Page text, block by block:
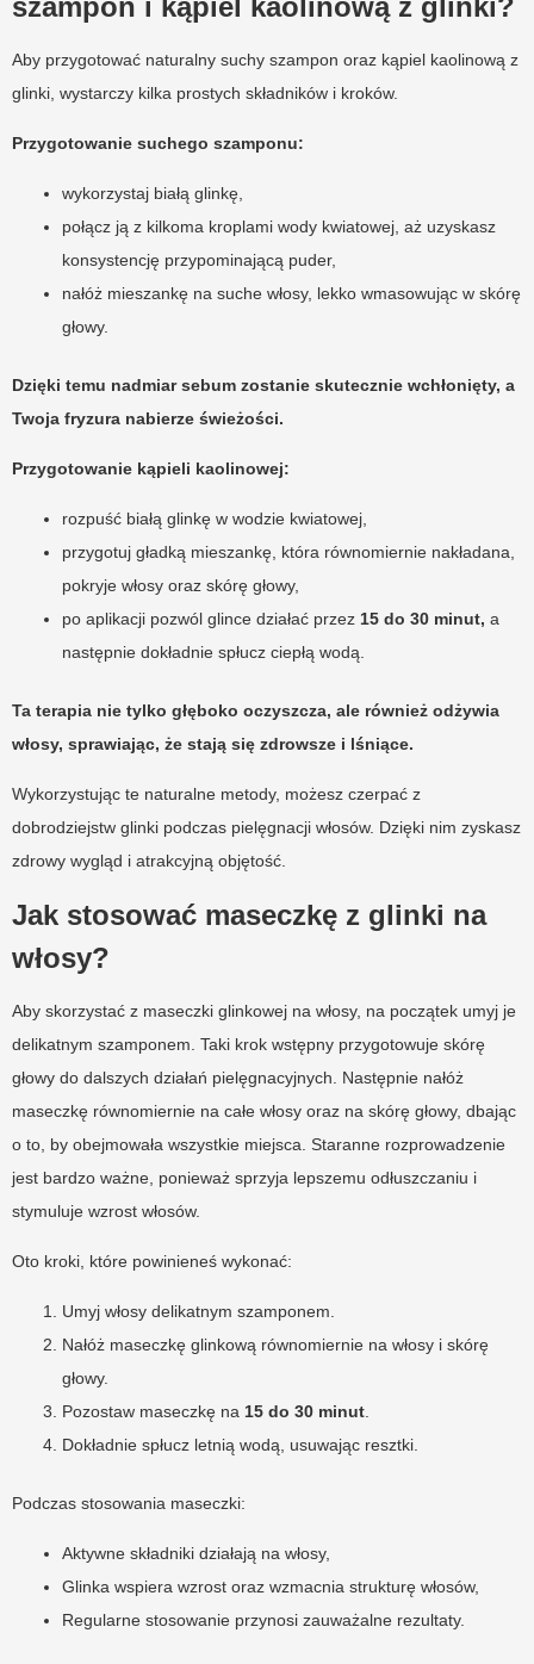
Aby przygotować naturalny suchy szampon oraz kąpiel kaolinową z
glinki, wystarczy kilka prostych składników i kroków.
Przygotowanie suchego szamponu:
wykorzystaj białą glinkę,
połącz ją z kilkoma kroplami wody kwiatowej, aż uzyskasz
konsystencję przypominającą puder,
nałóż mieszankę na suche włosy, lekko wmasowując w skórę
głowy.
Dzięki temu nadmiar sebum zostanie skutecznie wchłonięty, a
Twoja fryzura nabierze świeżości.
Przygotowanie kąpieli kaolinowej:
rozpuść białą glinkę w wodzie kwiatowej,
przygotuj gładką mieszankę, która równomiernie nakładana,
pokryje włosy oraz skórę głowy,
po aplikacji pozwól glince działać przez 15 do 30 minut, a
następnie dokładnie spłucz ciepłą wodą.
Ta terapia nie tylko głęboko oczyszcza, ale również odżywia
włosy, sprawiając, że stają się zdrowsze i lśniące.
Wykorzystując te naturalne metody, możesz czerpać z
dobrodziejstw glinki podczas pielęgnacji włosów. Dzięki nim zyskasz
zdrowy wygląd i atrakcyjną objętość.
Jak stosować maseczkę z glinki na
włosy?
Aby skorzystać z maseczki glinkowej na włosy, na początek umyj je
delikatnym szamponem. Taki krok wstępny przygotowuje skórę
głowy do dalszych działań pielęgnacyjnych. Następnie nałóż
maseczkę równomiernie na całe włosy oraz na skórę głowy, dbając
o to, by obejmowała wszystkie miejsca. Staranne rozprowadzenie
jest bardzo ważne, ponieważ sprzyja lepszemu odłuszczaniu i
stymuluje wzrost włosów.
Oto kroki, które powinieneś wykonać:
Umyj włosy delikatnym szamponem.
Nałóż maseczkę glinkową równomiernie na włosy i skórę
głowy.
Pozostaw maseczkę na 15 do 30 minut
Dokładnie spłucz letnią wodą, usuwając resztki.
Podczas stosowania maseczki:
Aktywne składniki działają na włosy,
Glinka wspiera wzrost oraz wzmacnia strukturę włosów,
Regularne stosowanie przynosi zauważalne rezultaty.